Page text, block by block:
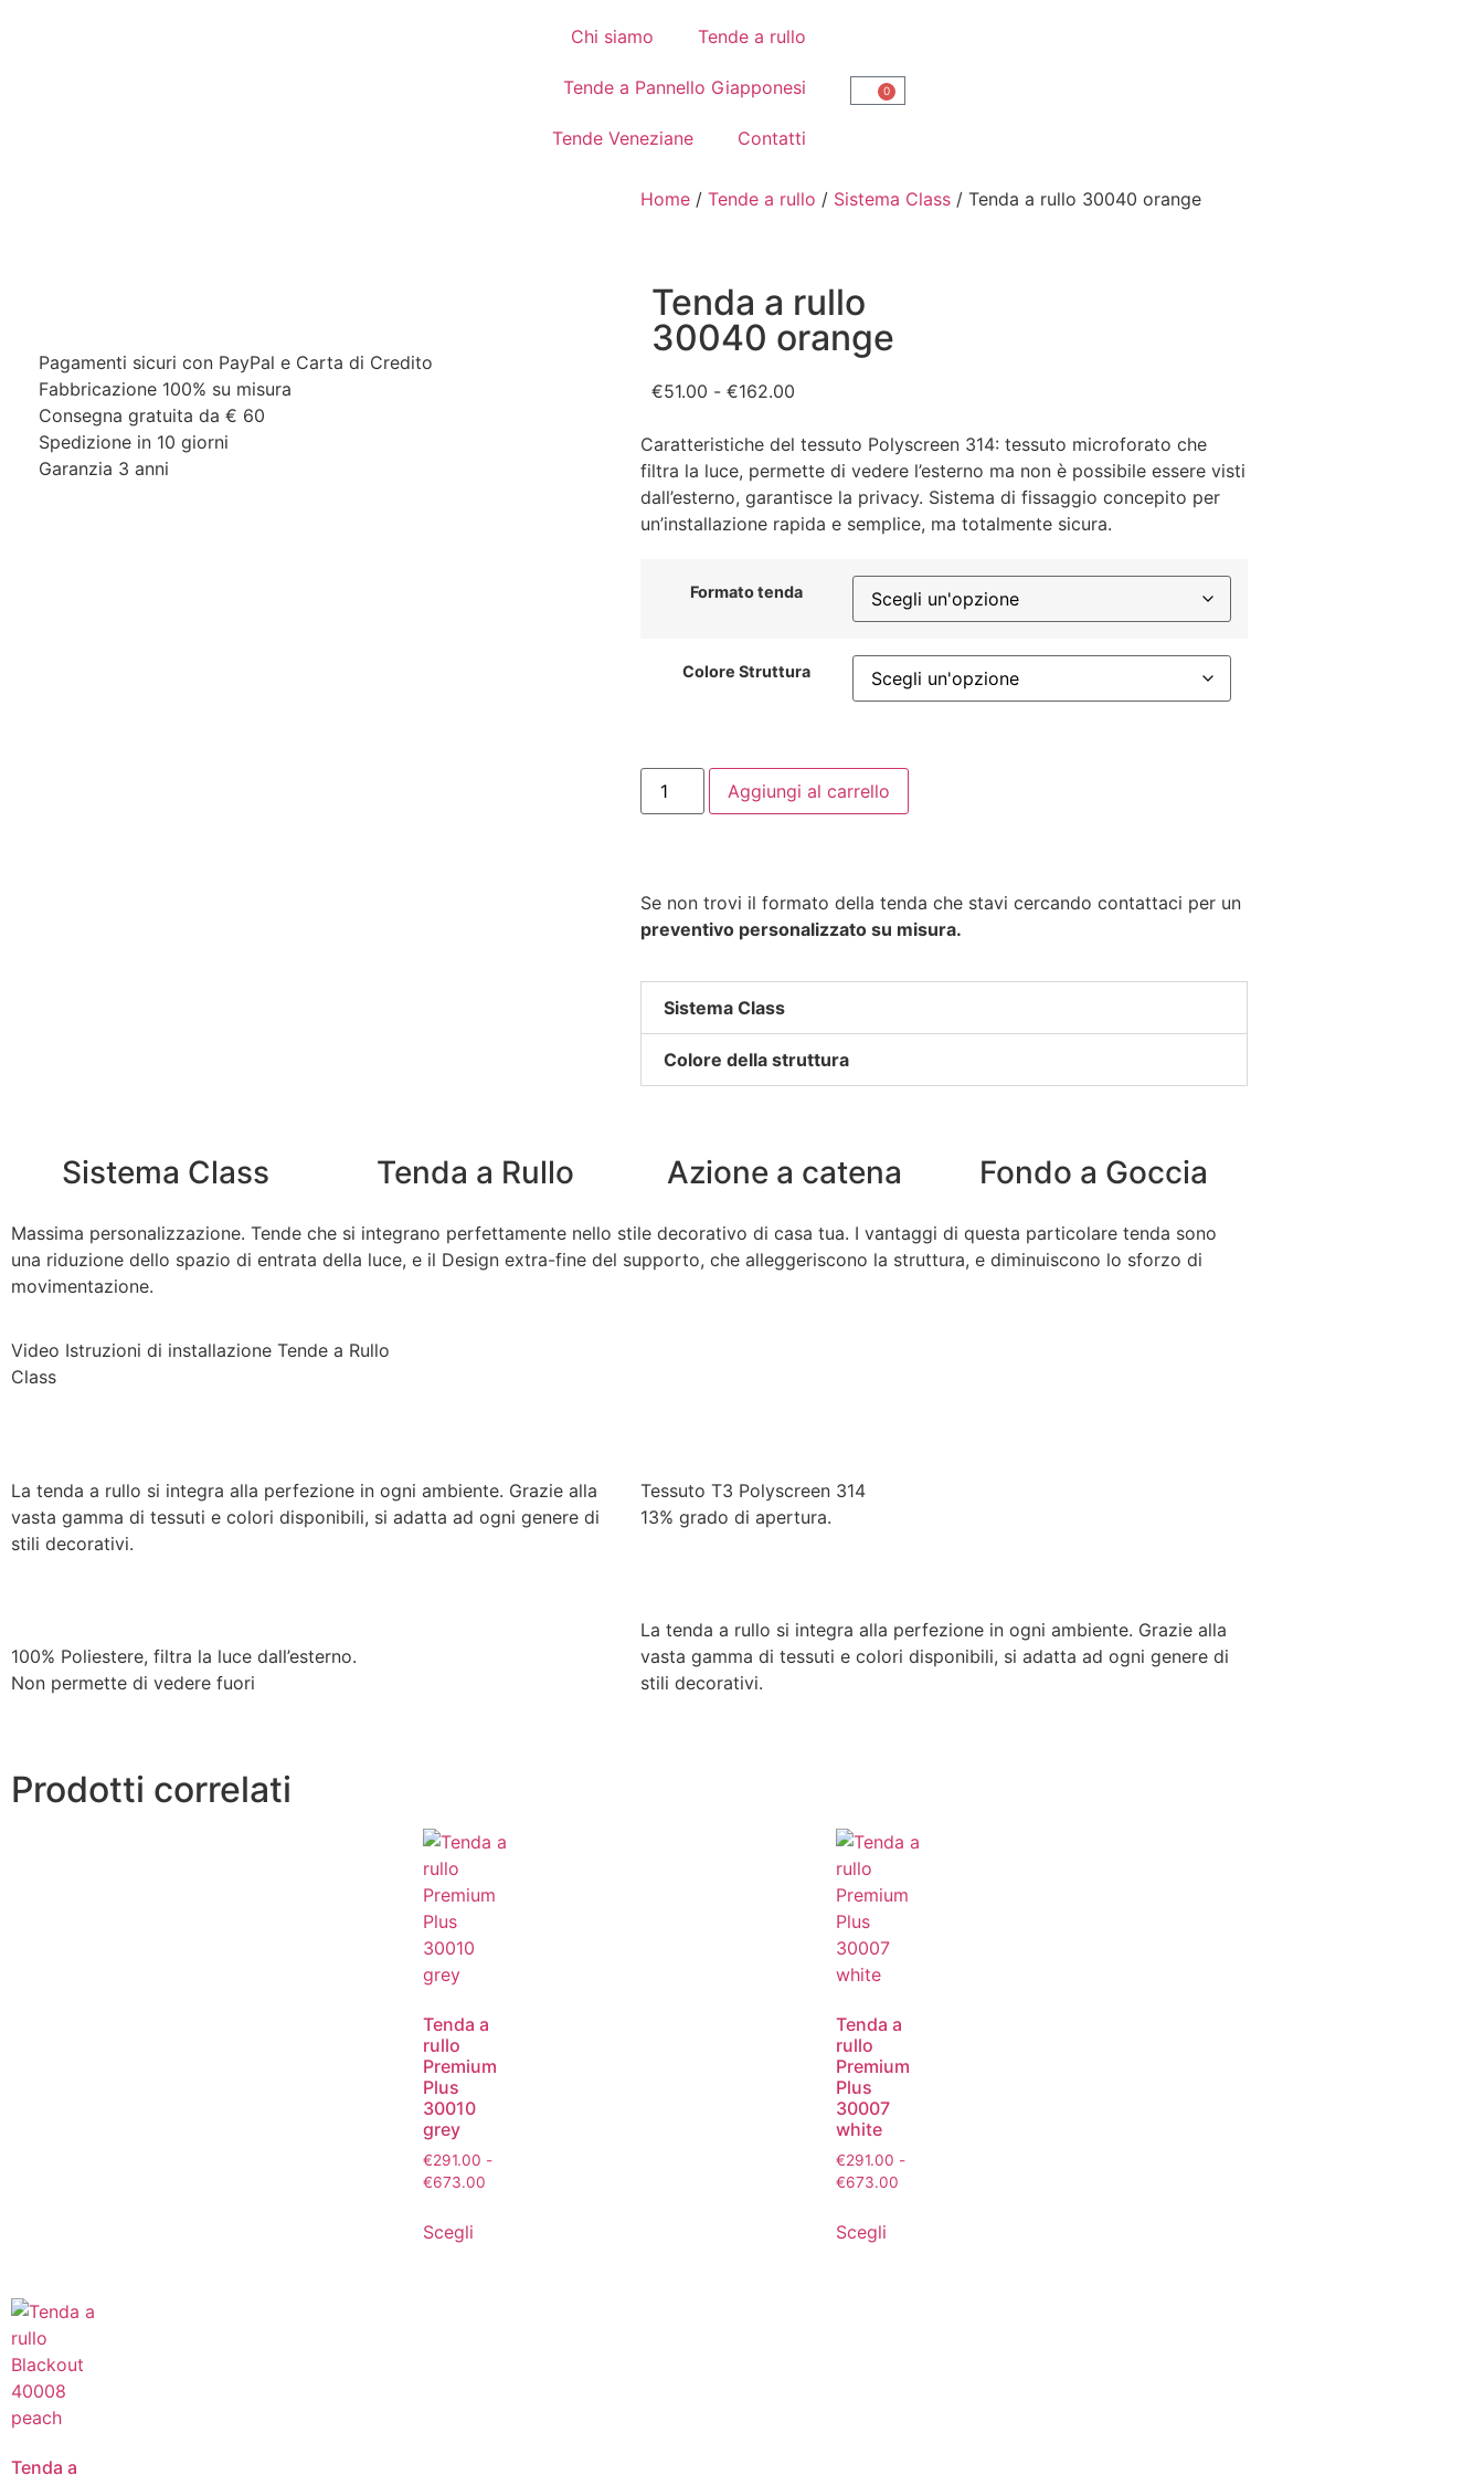
Chi siamo Tende a rullo
Tende a Pannello Giapponesi
Tende Veneziane Contatti
0
Pagamenti sicuri con PayPal e Carta di Credito​
Fabbricazione 100% su misura
Consegna gratuita da € 60
Spedizione in 10 giorni
Garanzia 3 anni
Home / Tende a rullo / Sistema Class / Tenda a rullo 30040 orange
Tenda a rullo
30040 orange
€51.00 - €162.00
Caratteristiche del tessuto Polyscreen 314: tessuto microforato che
filtra la luce, permette di vedere l’esterno ma non è possibile essere visti
dall’esterno, garantisce la privacy. Sistema di fissaggio concepito per
un’installazione rapida e semplice, ma totalmente sicura.
Formato tenda
Colore Struttura
Aggiungi al carrello
Se non trovi il formato della tenda che stavi cercando contattaci per un
preventivo personalizzato su misura.
Sistema Class
Colore della struttura
Sistema Class Tenda a Rullo Azione a catena Fondo a Goccia
Massima personalizzazione. Tende che si integrano perfettamente nello stile decorativo di casa tua. I vantaggi di questa particolare tenda sono
una riduzione dello spazio di entrata della luce, e il Design extra-fine del supporto, che alleggeriscono la struttura, e diminuiscono lo sforzo di
movimentazione.
Video Istruzioni di installazione Tende a Rullo
Class
La tenda a rullo si integra alla perfezione in ogni ambiente. Grazie alla
vasta gamma di tessuti e colori disponibili, si adatta ad ogni genere di
stili decorativi.
100% Poliestere, filtra la luce dall’esterno.
Non permette di vedere fuori
Tessuto T3 Polyscreen 314
13% grado di apertura.
La tenda a rullo si integra alla perfezione in ogni ambiente. Grazie alla
vasta gamma di tessuti e colori disponibili, si adatta ad ogni genere di
stili decorativi.
Prodotti correlati
Tenda a
rullo
Premium
Plus
30010
grey
€291.00 -
€673.00
Scegli
Tenda a
rullo
Premium
Plus
30007
white
€291.00 -
€673.00
Scegli
Tenda a